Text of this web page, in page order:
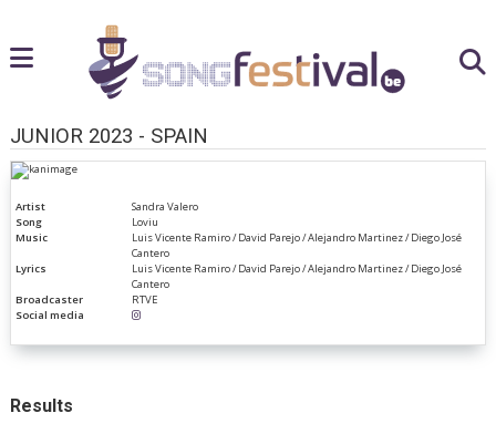
JUNIOR 2023 - SPAIN
Artist
Sandra Valero
Song
Loviu
Music
Luis Vicente Ramiro / David Parejo / Alejandro Martinez / Diego José
Cantero
Lyrics
Luis Vicente Ramiro / David Parejo / Alejandro Martinez / Diego José
Cantero
Broadcaster
RTVE
Social media
Results